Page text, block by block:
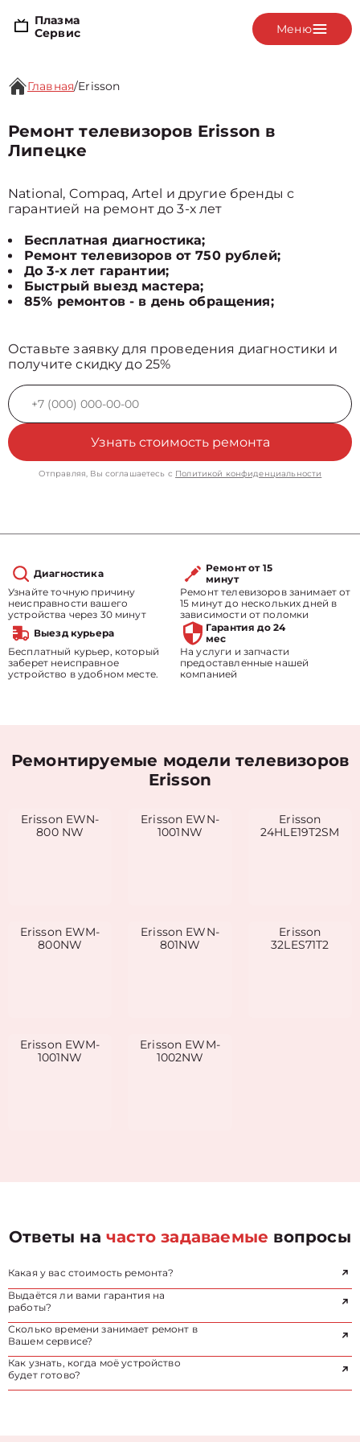
Плазма
Сервис
Меню
Главная/Erisson
Ремонт телевизоров Erisson в
Липецке
National, Compaq, Artel и другие бренды с
гарантией на ремонт до 3-х лет
Бесплатная диагностика;
Ремонт телевизоров от 750 рублей;
До 3-х лет гарантии;
Быстрый выезд мастера;
85% ремонтов - в день обращения;
Оставьте заявку для проведения диагностики и
получите скидку до 25%
Узнать стоимость ремонта
Отправляя, Вы соглашаетесь с Политикой конфиденциальности
Диагностика
Узнайте точную причину
неисправности вашего
устройства через 30 минут
Ремонт от 15
минут
Ремонт телевизоров занимает от
15 минут до нескольких дней в
зависимости от поломки
Выезд курьера
Бесплатный курьер, который
заберет неисправное
устройство в удобном месте.
Гарантия до 24
мес
На услуги и запчасти
предоставленные нашей
компанией
Ремонтируемые модели телевизоров
Erisson
Erisson EWN-
800 NW
Erisson EWN-
1001NW
Erisson
24HLE19T2SM
Erisson EWM-
800NW
Erisson EWN-
801NW
Erisson
32LES71T2
Erisson EWM-
1001NW
Erisson EWM-
1002NW
Ответы начасто задаваемые вопросы
Какая у вас стоимость ремонта?
Выдаётся ли вами гарантия на
работы?
Сколько времени занимает ремонт в
Вашем сервисе?
Как узнать, когда моё устройство
будет готово?